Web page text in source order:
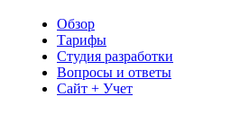
Обзор
Тарифы
Студия разработки
Вопросы и ответы
Сайт + Учет